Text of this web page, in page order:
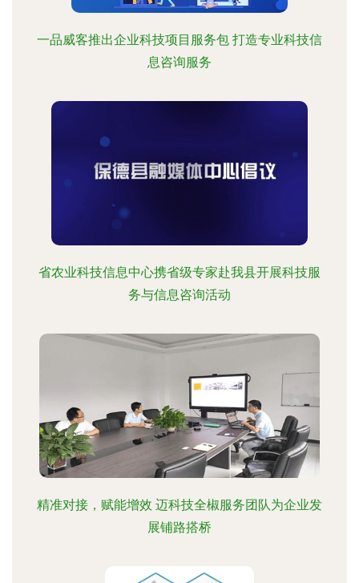
一品威客推出企业科技项目服务包 打造专业科技信
息咨询服务
省农业科技信息中心携省级专家赴我县开展科技服
务与信息咨询活动
精准对接，赋能增效 迈科技全椒服务团队为企业发
展铺路搭桥